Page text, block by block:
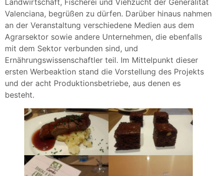
Valenciana, begrüßen zu dürfen. Darüber hinaus nahmen
an der Veranstaltung verschiedene Medien aus dem
Agrarsektor sowie andere Unternehmen, die ebenfalls
mit dem Sektor verbunden sind, und
Ernährungswissenschaftler teil. Im Mittelpunkt dieser
ersten Werbeaktion stand die Vorstellung des Projekts
und der acht Produktionsbetriebe, aus denen es
besteht.